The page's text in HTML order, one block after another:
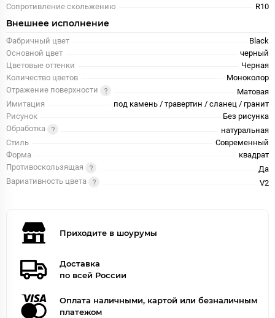
Сопротивление скольжению
R10
Внешнее исполнение
Фабричный цвет
Black
Основной цвет
черный
Цветовые оттенки
Черная
Количество цветов
Моноколор
Отражение поверхности
Матовая
Имитация
под камень / травертин / сланец / гранит
Рисунок
Без рисунка
Обработка
натуральная
Стиль
Современный
Форма
квадрат
Противоскользящая
Да
Вариативность цвета
V2
Приходите в шоурумы
Доставка
по всей России
Оплата наличными, картой или безналичным
платежом